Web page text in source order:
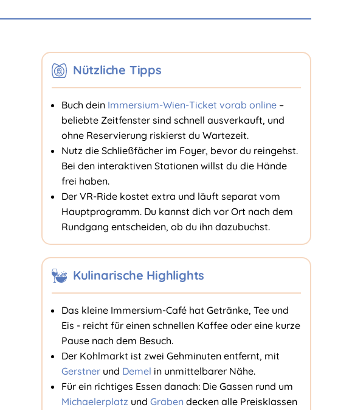
Nützliche Tipps
Buch dein Immersium-Wien-Ticket vorab online–
beliebte Zeitfenster sind schnell ausverkauft, und
ohne Reservierung riskierst du Wartezeit.
Nutz die Schließfächer im Foyer, bevor du reingehst.
Bei den interaktiven Stationen willst du die Hände
frei haben.
Der VR-Ride kostet extra und läuft separat vom
Hauptprogramm. Du kannst dich vor Ort nach dem
Rundgang entscheiden, ob du ihn dazubuchst.
Kulinarische Highlights
Das kleine Immersium-Café hat Getränke, Tee und
Eis - reicht für einen schnellen Kaffee oder eine kurze
Pause nach dem Besuch.
Der Kohlmarkt ist zwei Gehminuten entfernt, mit
Gerstnerund Demel in unmittelbarer Nähe.
Für ein richtiges Essen danach: Die Gassen rund um
Michaelerplatz und Grabendecken alle Preisklassen